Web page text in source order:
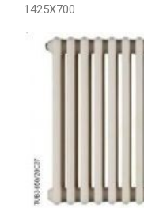
1425X700